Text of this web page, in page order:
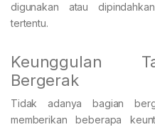
digunakan atau
tertentu.
Keunggulan
Bergerak
Tidak adanya bagian
memberikan beberapa